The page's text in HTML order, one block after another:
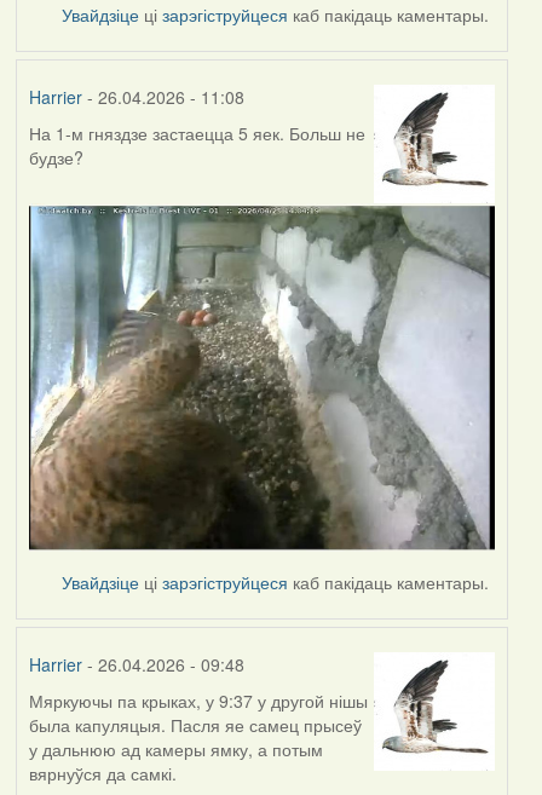
Увайдзіце цізарэгіструйцеся каб пакідаць каментары.
Harrier- 26.04.2026 - 11:08
На 1-м гняздзе застаецца 5 яек. Больш не
будзе?
Увайдзіце цізарэгіструйцеся каб пакідаць каментары.
Harrier- 26.04.2026 - 09:48
Мяркуючы па крыках, у 9:37 у другой нішы
была капуляцыя. Пасля яе самец прысеў
у дальнюю ад камеры ямку, а потым
вярнуўся да самкі.